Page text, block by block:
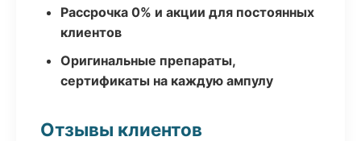
Рассрочка 0% и акции для постоянных
клиентов
Оригинальные препараты,
сертификаты на каждую ампулу
Отзывы клиентов